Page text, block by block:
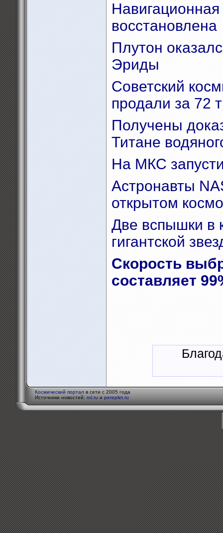
восстановлена
Плутон
Эриды
Советский
продали за 72
Получены
Титане
На МКС
Астронавты
открытом
Две вспышки в
гигантской
Скорость
составляет
Космический портал в сети с 2005 года
Источники новостей: rol.ru и pereplet.ru